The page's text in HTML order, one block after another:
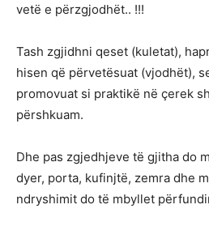
vetë e përzgjodhët.. !!!
Tash zgjidhni qeset (kuletat),
hisen që përvetësuat (vjodhët),
promovuat si praktikë në çerek
përshkuam.
Dhe pas zgjedhjeve të gjitha do
dyer, porta, kufinjtë, zemra dhe
ndryshimit do të mbyllet